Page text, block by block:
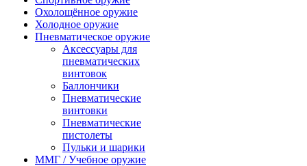
Охолощённое оружие
Холодное оружие
Пневматическое оружие
Аксессуары для
пневматических
винтовок
Баллончики
Пневматические
винтовки
Пневматические
пистолеты
Пульки и шарики
ММГ / Учебное оружие